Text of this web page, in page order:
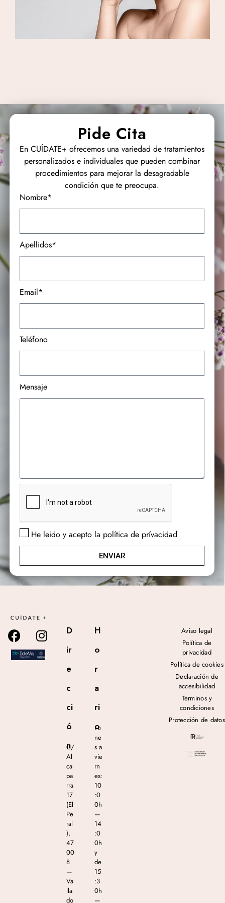
Pide Cita
En CUÍDATE+ ofrecemos una variedad de tratamientos
personalizados e individuales que pueden combinar
procedimientos para mejorar la desagradable
condición que te preocupa.
Nombre*
Apellidos*
Email*
Teléfono
Mensaje
He leido y acepto la política de prívacidad
ENVIAR
D
ir
e
c
ci
ó
n
C/
Al
ca
pa
rra
17
(El
Pe
ral
),
47
00
8
—
Va
lla
do
H
o
r
a
ri
o
Lu
ne
s a
vie
rn
es:
10
:0
0h
—
14
:0
0h
y
de
15
:3
0h
—
Aviso legal
Política de
privacidad
Política de cookies
Declaración de
accesibilidad
Terminos y
condiciones
Protección de datos